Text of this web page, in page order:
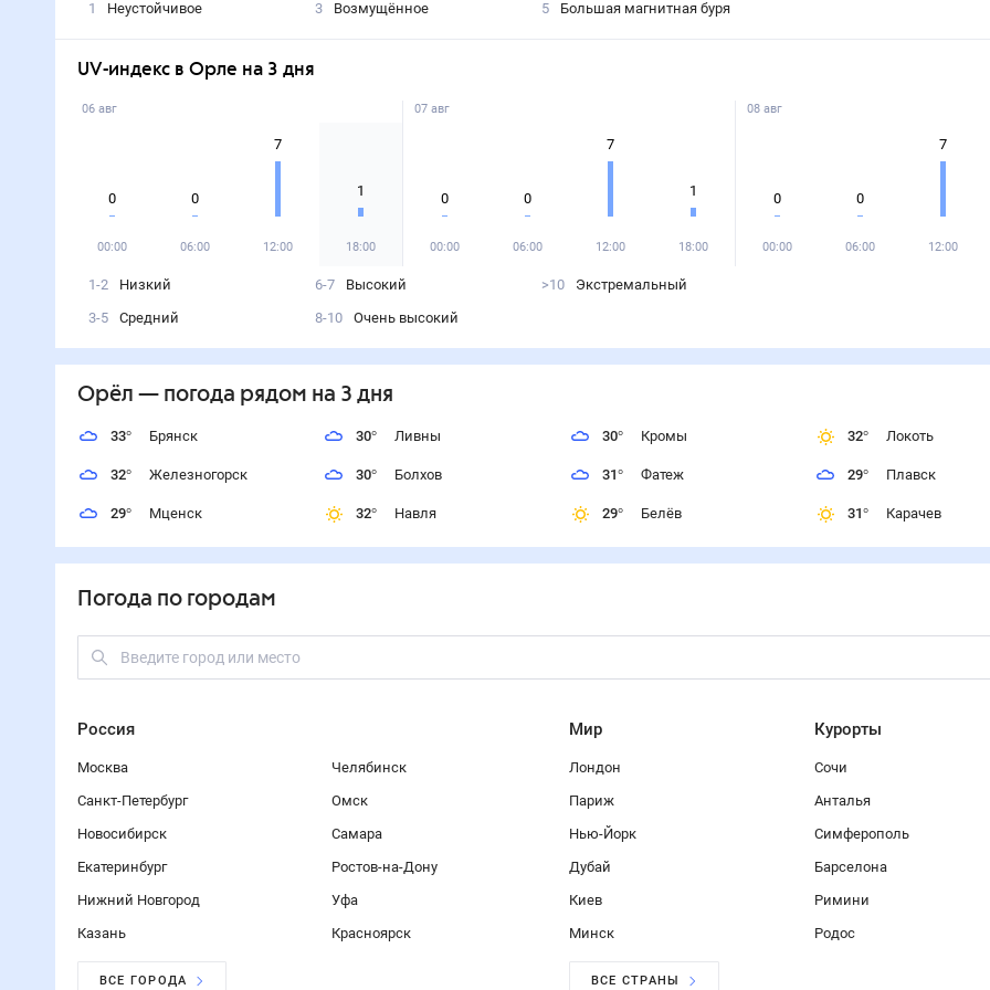
1
Неустойчивое
3
Возмущённое
5
Большая магнитная буря
UV-индекс в Орле на 3 дня
06 авг
0
00:00
0
06:00
7
12:00
1
18:00
07 авг
0
00:00
0
06:00
7
12:00
1
18:00
08 авг
0
00:00
0
06:00
7
12:00
1-2
Низкий
3-5
Средний
6-7
Высокий
8-10
Очень высокий
>10 Экстремальный
Орёл — погода рядом на 3 дня
33° Брянск
32° Железногорск
29° Мценск
30° Ливны
30° Болхов
32° Навля
30° Кромы
31° Фатеж
29° Белёв
32° Локоть
29° Плавск
31° Карачев
Погода по городам
Россия
Москва
Санкт-Петербург
Новосибирск
Екатеринбург
Нижний Новгород
Казань
Челябинск
Омск
Самара
Ростов-на-Дону
Уфа
Красноярск
ВСЕ ГОРОДА
Мир
Лондон
Париж
Нью-Йорк
Дубай
Киев
Минск
Курорты
Сочи
Анталья
Симферополь
Барселона
Римини
Родос
ВСЕ СТРАНЫ